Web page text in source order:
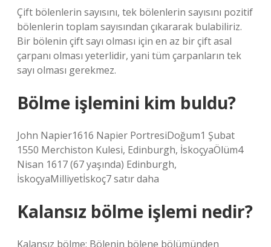
Çift bölenlerin sayısını, tek bölenlerin sayısını pozitif
bölenlerin toplam sayısından çıkararak bulabiliriz.
Bir bölenin çift sayı olması için en az bir çift asal
çarpanı olması yeterlidir, yani tüm çarpanların tek
sayı olması gerekmez.
Bölme işlemini kim buldu?
John Napier1616 Napier PortresiDoğum1 Şubat
1550 Merchiston Kulesi, Edinburgh, İskoçyaÖlüm4
Nisan 1617 (67 yaşında) Edinburgh,
İskoçyaMilliyetİskoç7 satır daha
Kalansız bölme işlemi nedir?
Kalansız bölme; Bölenin bölene bölümünden